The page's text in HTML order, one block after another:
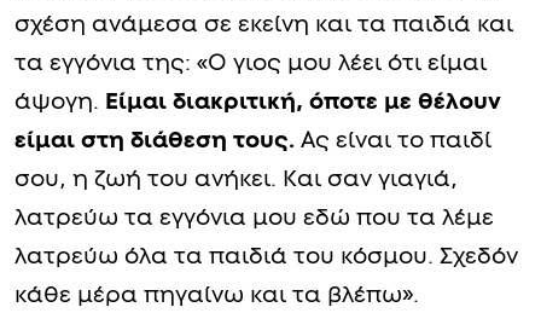
σχέση ανάμεσα σε εκείνη και τα παιδιά και
τα εγγόνια της: «Ο γιος μου λέει ότι είμαι
άψογη. Είμαι διακριτική, όποτε με θέλουν
είμαι στη διάθεση τους. Ας είναι το παιδί
σου, η ζωή του ανήκει. Και σαν γιαγιά,
λατρεύω τα εγγόνια μου εδώ που τα λέμε
λατρεύω όλα τα παιδιά του κόσμου. Σχεδόν
κάθε μέρα πηγαίνω και τα βλέπω».